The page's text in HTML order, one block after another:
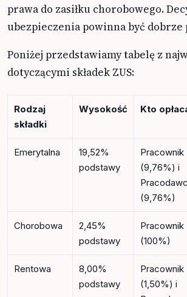
prawa do zasiłku chorobowego.
ubezpieczenia powinna być dobrze
Poniżej przedstawiamy tabelę z
dotyczącymi składek ZUS:
Rodzaj
składki
Wysokość Kto
Emerytalna
19,52%
podstawy
Pracownik
(9,76%) i
(9,76%)
Chorobowa
2,45%
podstawy
Pracownik
(100%)
Rentowa
8,00%
podstawy
Pracownik
(1,50%) i